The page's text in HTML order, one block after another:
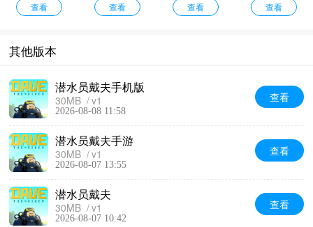
中文版
查看
无限钻石
查看
模拟器安
查看
厂
查看
其他版本
潜水员戴夫手机版
30MB v1
2026-08-08 11:58
查看
潜水员戴夫手游
30MB v1
2026-08-07 13:55
查看
潜水员戴夫
30MB v1
2026-08-07 10:42
查看